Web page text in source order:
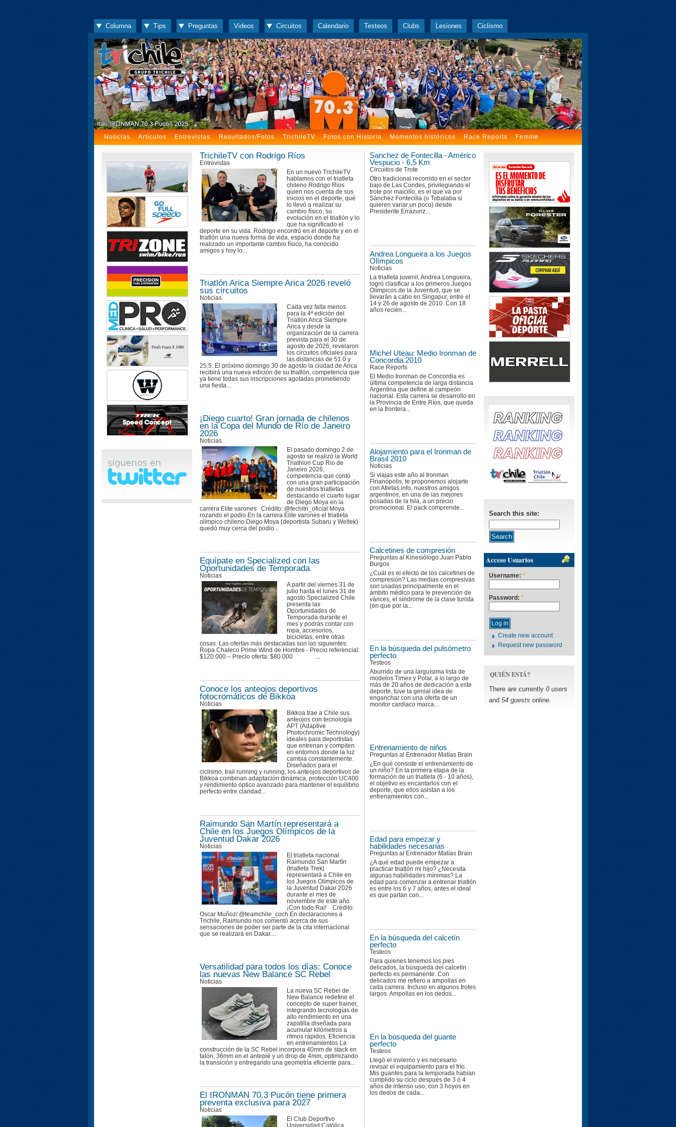
Columna Tips Preguntas Videos Circuitos Calendario Testeos Clubs Lesiones Ciclismo
Noticias Artículos Entrevistas Resultados/Fotos TrichileTV Fotos con Historia Momentos históricos Race Reports Femme
Sanchez de Fontecilla - Américo
Vespucio - 6,5 Km
Circuitos de Trote
Otro tradicional recorrido en el sector
bajo de Las Condes, privilegiando el
trote por maicillo, es el que va por
Sánchez Fontecilla (o Tobalaba si
quieren variar un poco) desde
Presidente Errázuriz...
Andrea Longueira a los Juegos
Olímpicos
Noticias
La triatleta juvenil, Andrea Longueira,
logró clasificar a los primeros Juegos
Olímpicos de la Juventud, que se
llevarán a cabo en Singapur, entre el
14 y 26 de agosto de 2010. Con 18
años recién...
Michel Uteau: Medio Ironman de
Concordia 2010
Race Reports
El Medio Ironman de Concordia es
última competencia de larga distancia
Argentina que define al campeón
nacional. Esta carrera se desarrollo en
la Provincia de Entre Ríos, que queda
en la frontera...
Alojamiento para el Ironman de
Brasil 2010
Noticias
Si viajas este año al Ironman
Flrianópolis, te proponemos alojarte
con Atletas.info, nuestros amigos
argentinos, en una de las mejores
posadas de la Isla, a un precio
promocional. El pack comprende...
Calcetines de compresión
Preguntas al Kinesiólogo Juan Pablo
Burgos
¿Cuál es el efecto de los calcetines de
compresión? Las medias compresivas
son usadas principalmente en el
ámbito médico para le prevención de
várices, el síndrome de la clase turista
(en que por la...
En la búsqueda del pulsómetro
perfecto
Testeos
Aburrido de una larguísima lista de
modelos Timex y Polar, a lo largo de
más de 20 años de dedicación a este
deporte, tuve la genial idea de
enganchar con una oferta de un
monitor cardíaco marca...
Entrenamiento de niños
Preguntas al Entrenador Matías Brain
¿En qué consiste el entrenamiento de
un niño? En la primera etapa de la
formación de un triatleta (6 - 10 años),
el objetivo es encantarlos con el
deporte, que ellos asistan a los
entrenamientos con...
Edad para empezar y
habilidades necesarias
Preguntas al Entrenador Matías Brain
¿A qué edad puede empezar a
practicar triatlón mi hijo? ¿Necesita
algunas habilidades mínimas? La
edad para comenzar a entrenar triatlón
es entre los 6 y 7 años, antes el ideal
es que partan con...
En la búsqueda del calcetín
perfecto
Testeos
Para quienes tenemos los pies
delicados, la búsqueda del calcetín
perfecto es permanente. Con
delicados me refiero a ampollas en
cada carrera. Incluso en algunos trotes
largos. Ampollas en los dedos...
En la búsqueda del guante
perfecto
Testeos
Llegó el invierno y es necesario
revisar el equipamiento para el frío.
Mis guantes para la temporada habían
cumplido su ciclo después de 3 ó 4
años de intenso uso, con 3 hoyos en
los dedos de cada...
TrichileTV con Rodrigo Ríos
Entrevistas
En un nuevo TrichileTV
hablamos con el triatleta
chileno Rodrigo Rios
quien nos cuenta de sus
inicios en el deporte, qué
lo llevó a realizar su
cambio físico, su
evolución en el triatlón y lo
que ha significado el
deporte en su vida. Rodrigo encontró en el deporte y en el
triatlón una nueva forma de vida, espacio donde ha
realizado un importante cambio físico, ha conocido
amigos y hoy lo...
Triatlón Arica Siempre Arica 2026 reveló
sus circuitos
Noticias
Cada vez falta menos
para la 4ª edición del
Triatlón Arica Siempre
Arica y desde la
organización de la carrera
prevista para el 30 de
agosto de 2026, revelaron
los circuitos oficiales para
las distancias de 51.0 y
25.5. El próximo domingo 30 de agosto la ciudad de Arica
recibirá una nueva edición de su triatlón, competencia que
ya tiene todas sus inscripciones agotadas prometiendo
una fiesta...
¡Diego cuarto! Gran jornada de chilenos
en la Copa del Mundo de Río de Janeiro
2026
Noticias
El pasado domingo 2 de
agosto se realizó la World
Triathlon Cup Rio de
Janeiro 2026,
competencia que contó
con una gran participación
de nuestros triatletas
destacando el cuarto lugar
de Diego Moya en la
carrera Elite varones Crédito: @fechitri_oficial Moya
rozando el podio En la carrera Elite varones el triatleta
olímpico chileno Diego Moya (deportista Subaru y Weltek)
quedó muy cerca del podio...
Equípate en Specialized con las
Oportunidades de Temporada
Noticias
A partir del viernes 31 de
julio hasta el lunes 31 de
agosto Specialized Chile
presenta las
Oportunidades de
Temporada durante el
mes y podrás contar con
ropa, accesorios,
bicicletas, entre otras
cosas. Las ofertas más destacadas son las siguientes:
Ropa Chaleco Prime Wind de Hombre - Precio referencial:
$120.000 – Precio oferta: $80.000 ...
Conoce los anteojos deportivos
fotocromáticos de Bikkoa
Noticias
Bikkoa trae a Chile sus
anteojos con tecnología
APT (Adaptive
Photochromic Technology)
ideales para deportistas
que entrenan y compiten
en entornos donde la luz
cambia constantemente.
Diseñados para el
ciclismo, trail running y running, los anteojos deportivos de
Bikkoa combinan adaptación dinámica, protección UC400
y rendimiento óptico avanzado para mantener el equilibrio
perfecto entre claridad...
Raimundo San Martín representará a
Chile en los Juegos Olímpicos de la
Juventud Dakar 2026
Noticias
El triatleta nacional
Raimundo San Martín
(triatleta Trek)
representará a Chile en
los Juegos Olímpicos de
la Juventud Dakar 2026
durante el mes de
noviembre de este año.
¡Con todo Rai! Crédito:
Oscar Muñoz/ @teamchile_coch En declaraciones a
Trichile, Raimundo nos comentó acerca de sus
sensaciones de poder ser parte de la cita internacional
que se realizará en Dakar....
Versatilidad para todos los días: Conoce
las nuevas New Balance SC Rebel
Noticias
La nueva SC Rebel de
New Balance redefine el
concepto de super trainer,
integrando tecnologías de
alto rendimiento en una
zapatilla diseñada para
acumular kilómetros a
ritmos rápidos. Eficiencia
en entrenamientos La
construcción de la SC Rebel incorpora 40mm de stack en
talón, 36mm en el antepié y un drop de 4mm, optimizando
la transición y entregando una geometría eficiente para...
El IRONMAN 70.3 Pucón tiene primera
preventa exclusiva para 2027
Noticias
El Club Deportivo
Universidad Católica
Search this site:
Acceso Usuarios
Username: *
Password: *
Create new account
Request new password
QUIÉN ESTÁ?
There are currently 0 users
and 54 guests online.